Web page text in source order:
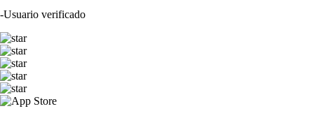
-Usuario verificado